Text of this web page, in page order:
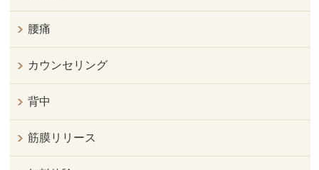
腰痛
カウンセリング
背中
筋膜リリース